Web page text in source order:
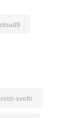
cloud9
svolti